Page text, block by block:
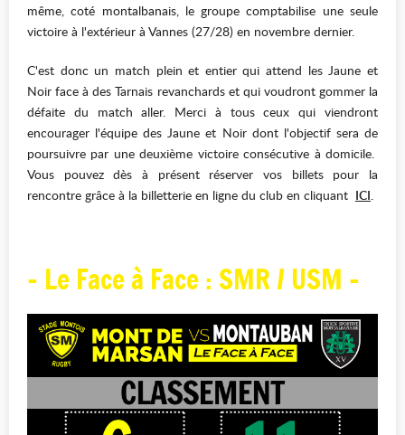
même, coté montalbanais, le groupe comptabilise une seule
victoire à l'extérieur à Vannes (27/28) en novembre dernier.
C'est donc un match plein et entier qui attend les Jaune et
Noir face à des Tarnais revanchards et qui voudront gommer la
défaite du match aller. Merci à tous ceux qui viendront
encourager l'équipe des Jaune et Noir dont l'objectif sera de
poursuivre par une deuxième victoire consécutive à domicile.
Vous pouvez dès à présent réserver vos billets pour la
rencontre grâce à la billetterie en ligne du club en cliquant ICI.
- Le Face à Face : SMR / USM -